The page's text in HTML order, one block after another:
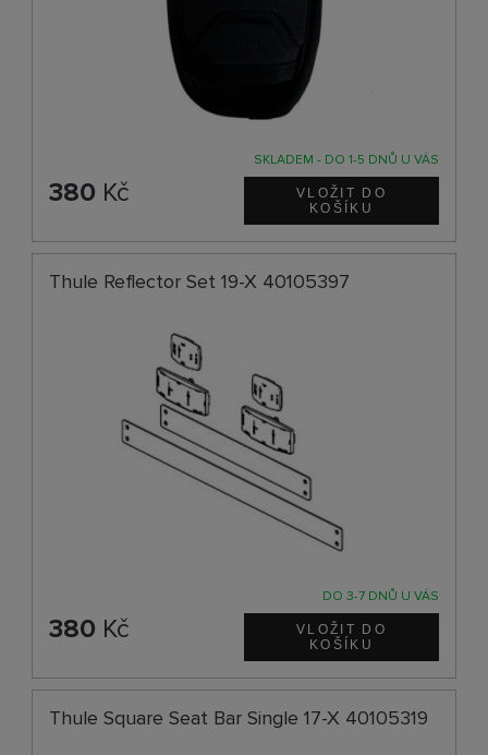
SKLADEM - DO 1-5 DNŮ U VÁS
380 Kč
Thule Reflector Set 19-X 40105397
DO 3-7 DNŮ U VÁS
380 Kč
Thule Square Seat Bar Single 17-X 40105319